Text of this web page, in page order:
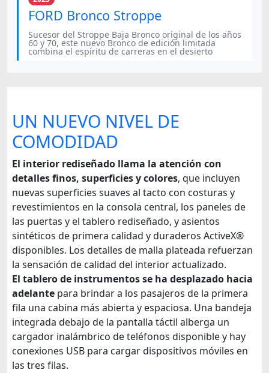
FORD Bronco Stroppe
Sucesor del Stroppe Baja Bronco original de los años
60 y 70, este nuevo Bronco de edición limitada
combina el espíritu de carreras en el desierto
UN NUEVO NIVEL DE
COMODIDAD
El interior rediseñado llama la atención con
detalles finos, superficies y colores, que incluyen
nuevas superficies suaves al tacto con costuras y
revestimientos en la consola central, los paneles de
las puertas y el tablero rediseñado, y asientos
sintéticos de primera calidad y duraderos ActiveX®
disponibles. Los detalles de malla plateada refuerzan
la sensación de calidad del interior actualizado.
El tablero de instrumentos se ha desplazado hacia
adelante para brindar a los pasajeros de la primera
fila una cabina más abierta y espaciosa. Una bandeja
integrada debajo de la pantalla táctil alberga un
cargador inalámbrico de teléfonos disponible y hay
conexiones USB para cargar dispositivos móviles en
las tres filas.